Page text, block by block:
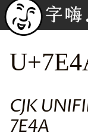
CJK
7E4A